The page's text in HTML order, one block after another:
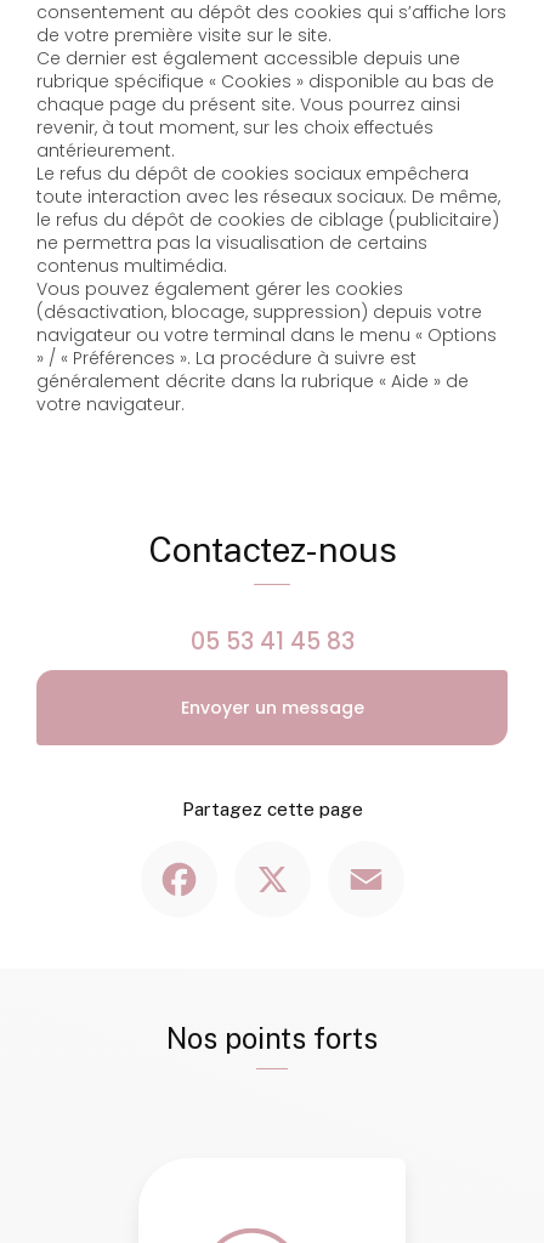
consentement au dépôt des cookies qui s’affiche lors
de votre première visite sur le site.
Ce dernier est également accessible depuis une
rubrique spécifique « Cookies » disponible au bas de
chaque page du présent site. Vous pourrez ainsi
revenir, à tout moment, sur les choix effectués
antérieurement.
Le refus du dépôt de cookies sociaux empêchera
toute interaction avec les réseaux sociaux. De même,
le refus du dépôt de cookies de ciblage (publicitaire)
ne permettra pas la visualisation de certains
contenus multimédia.
Vous pouvez également gérer les cookies
(désactivation, blocage, suppression) depuis votre
navigateur ou votre terminal dans le menu « Options
» / « Préférences ». La procédure à suivre est
généralement décrite dans la rubrique « Aide » de
votre navigateur.
Contactez-nous
05 53 41 45 83
Envoyer un message
Partagez cette page
Nos points forts